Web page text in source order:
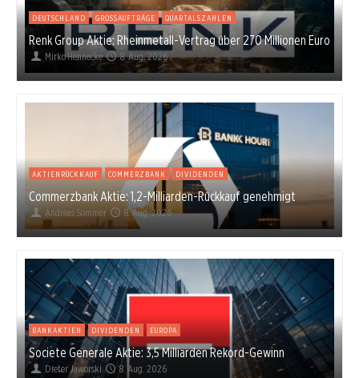
DEUTSCHLAND GROSSAUFTRÄGE QUARTALSZAHLEN
Renk Group Aktie: Rheinmetall-Vertrag über 270 Millionen Euro
Mirko Hennecke 8. Aug. 2026
AKTIENRÜCKKAUF COMMERZBANK DIVIDENDEN
Commerzbank Aktie: 1,2-Milliarden-Rückkauf genehmigt
Andreas Sommer 8. Aug. 2026
BANKAKTIEN DIVIDENDEN EUROPA
Societe Generale Aktie: 3,5 Milliarden Rekord-Gewinn
Dieter Jaworski 8. Aug. 2026